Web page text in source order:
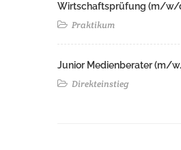
Wirtschaftsprüfung (m/w/
Praktikum
Junior Medienberater (m/
Direkteinstieg